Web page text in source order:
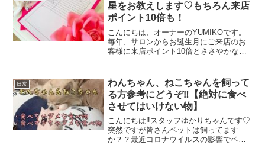
星をお教えします♡もちろん来店
ポイント10倍も！
こんにちは、オーナーのYUMIKOです。
毎年、サロンからお誕生月にご来店のお
客様に来店ポイント10倍とささやかなプ
きるコツ"と言いますか、"自分を知る"と
言いますか、...
日常
わんちゃん、ねこちゃんを飼って
る方参考にどうぞ‼【絶対に食べ
させてはいけない物】
こんにちは‼スタッフゆかりちゃんです♡
突然ですが皆さんペットは飼ってます
か？？最近コロナウイルスの影響でペッ